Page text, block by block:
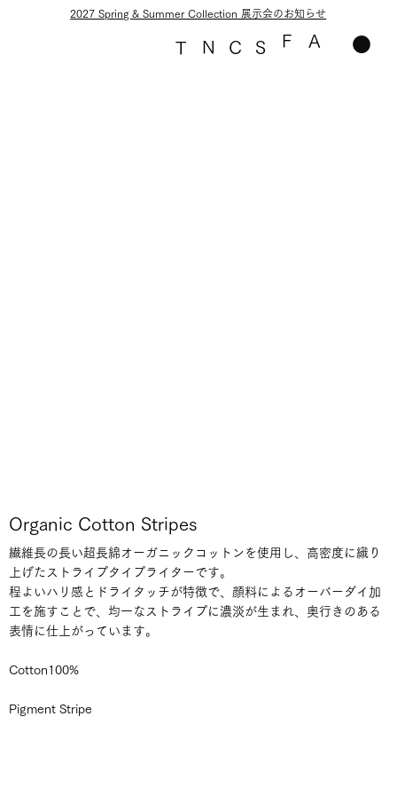
N
T C S F A
2027 Spring & Summer Collection 展示会のお知らせ
Organic Cotton Stripes
繊維長の長い超長綿オーガニックコットンを使用し、高密度に織り
上げたストライプタイプライターです。
程よいハリ感とドライタッチが特徴で、顔料によるオーバーダイ加
工を施すことで、均一なストライプに濃淡が生まれ、奥行きのある
表情に仕上がっています。
Cotton100%
Pigment Stripe